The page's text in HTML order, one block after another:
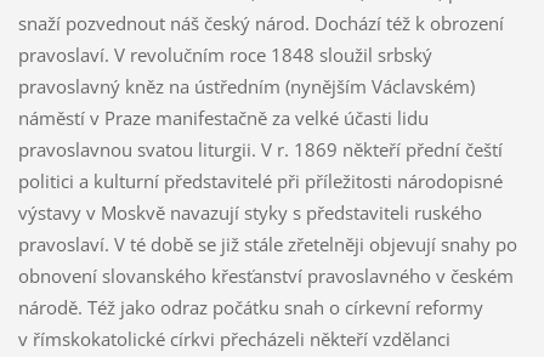
snaží pozvednout náš český národ. Dochází též k obrození
pravoslaví. V revolučním roce 1848 sloužil srbský
pravoslavný kněz na ústředním (nynějším Václavském)
náměstí v Praze manifestačně za velké účasti lidu
pravoslavnou svatou liturgii. V r. 1869 někteří přední čeští
politici a kulturní představitelé při příležitosti národopisné
výstavy v Moskvě navazují styky s představiteli ruského
pravoslaví. V té době se již stále zřetelněji objevují snahy po
obnovení slovanského křesťanství pravoslavného v českém
národě. Též jako odraz počátku snah o církevní reformy
v římskokatolické církvi přecházeli někteří vzdělanci